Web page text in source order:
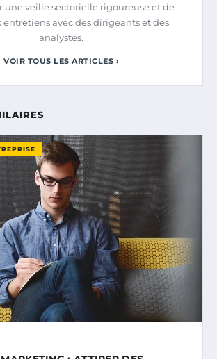
une veille sectorielle rigoureuse et de
avec des dirigeants et des
analystes.
VOIR TOUS LES ARTICLES ›